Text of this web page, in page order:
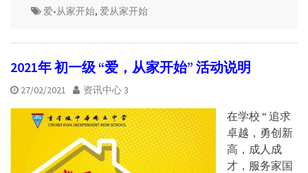
爱•从家开始, 爱从家开始
2021年 初一级 “爱，从家开始” 活动说明
27/02/2021 资讯中心 3
在学校 “ 追求
卓越，勇创新
高，成人成
才，服务家国